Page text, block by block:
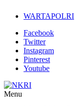
WARTAPOLRI
Facebook
Twitter
Instagram
Pinterest
Youtube
Menu